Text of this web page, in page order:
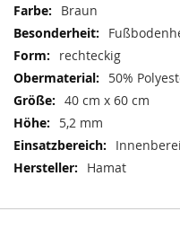
Mehr
Informationen
Braun
rechteckig
50%
40 cm x 60 cm
5,2 mm
Hamat